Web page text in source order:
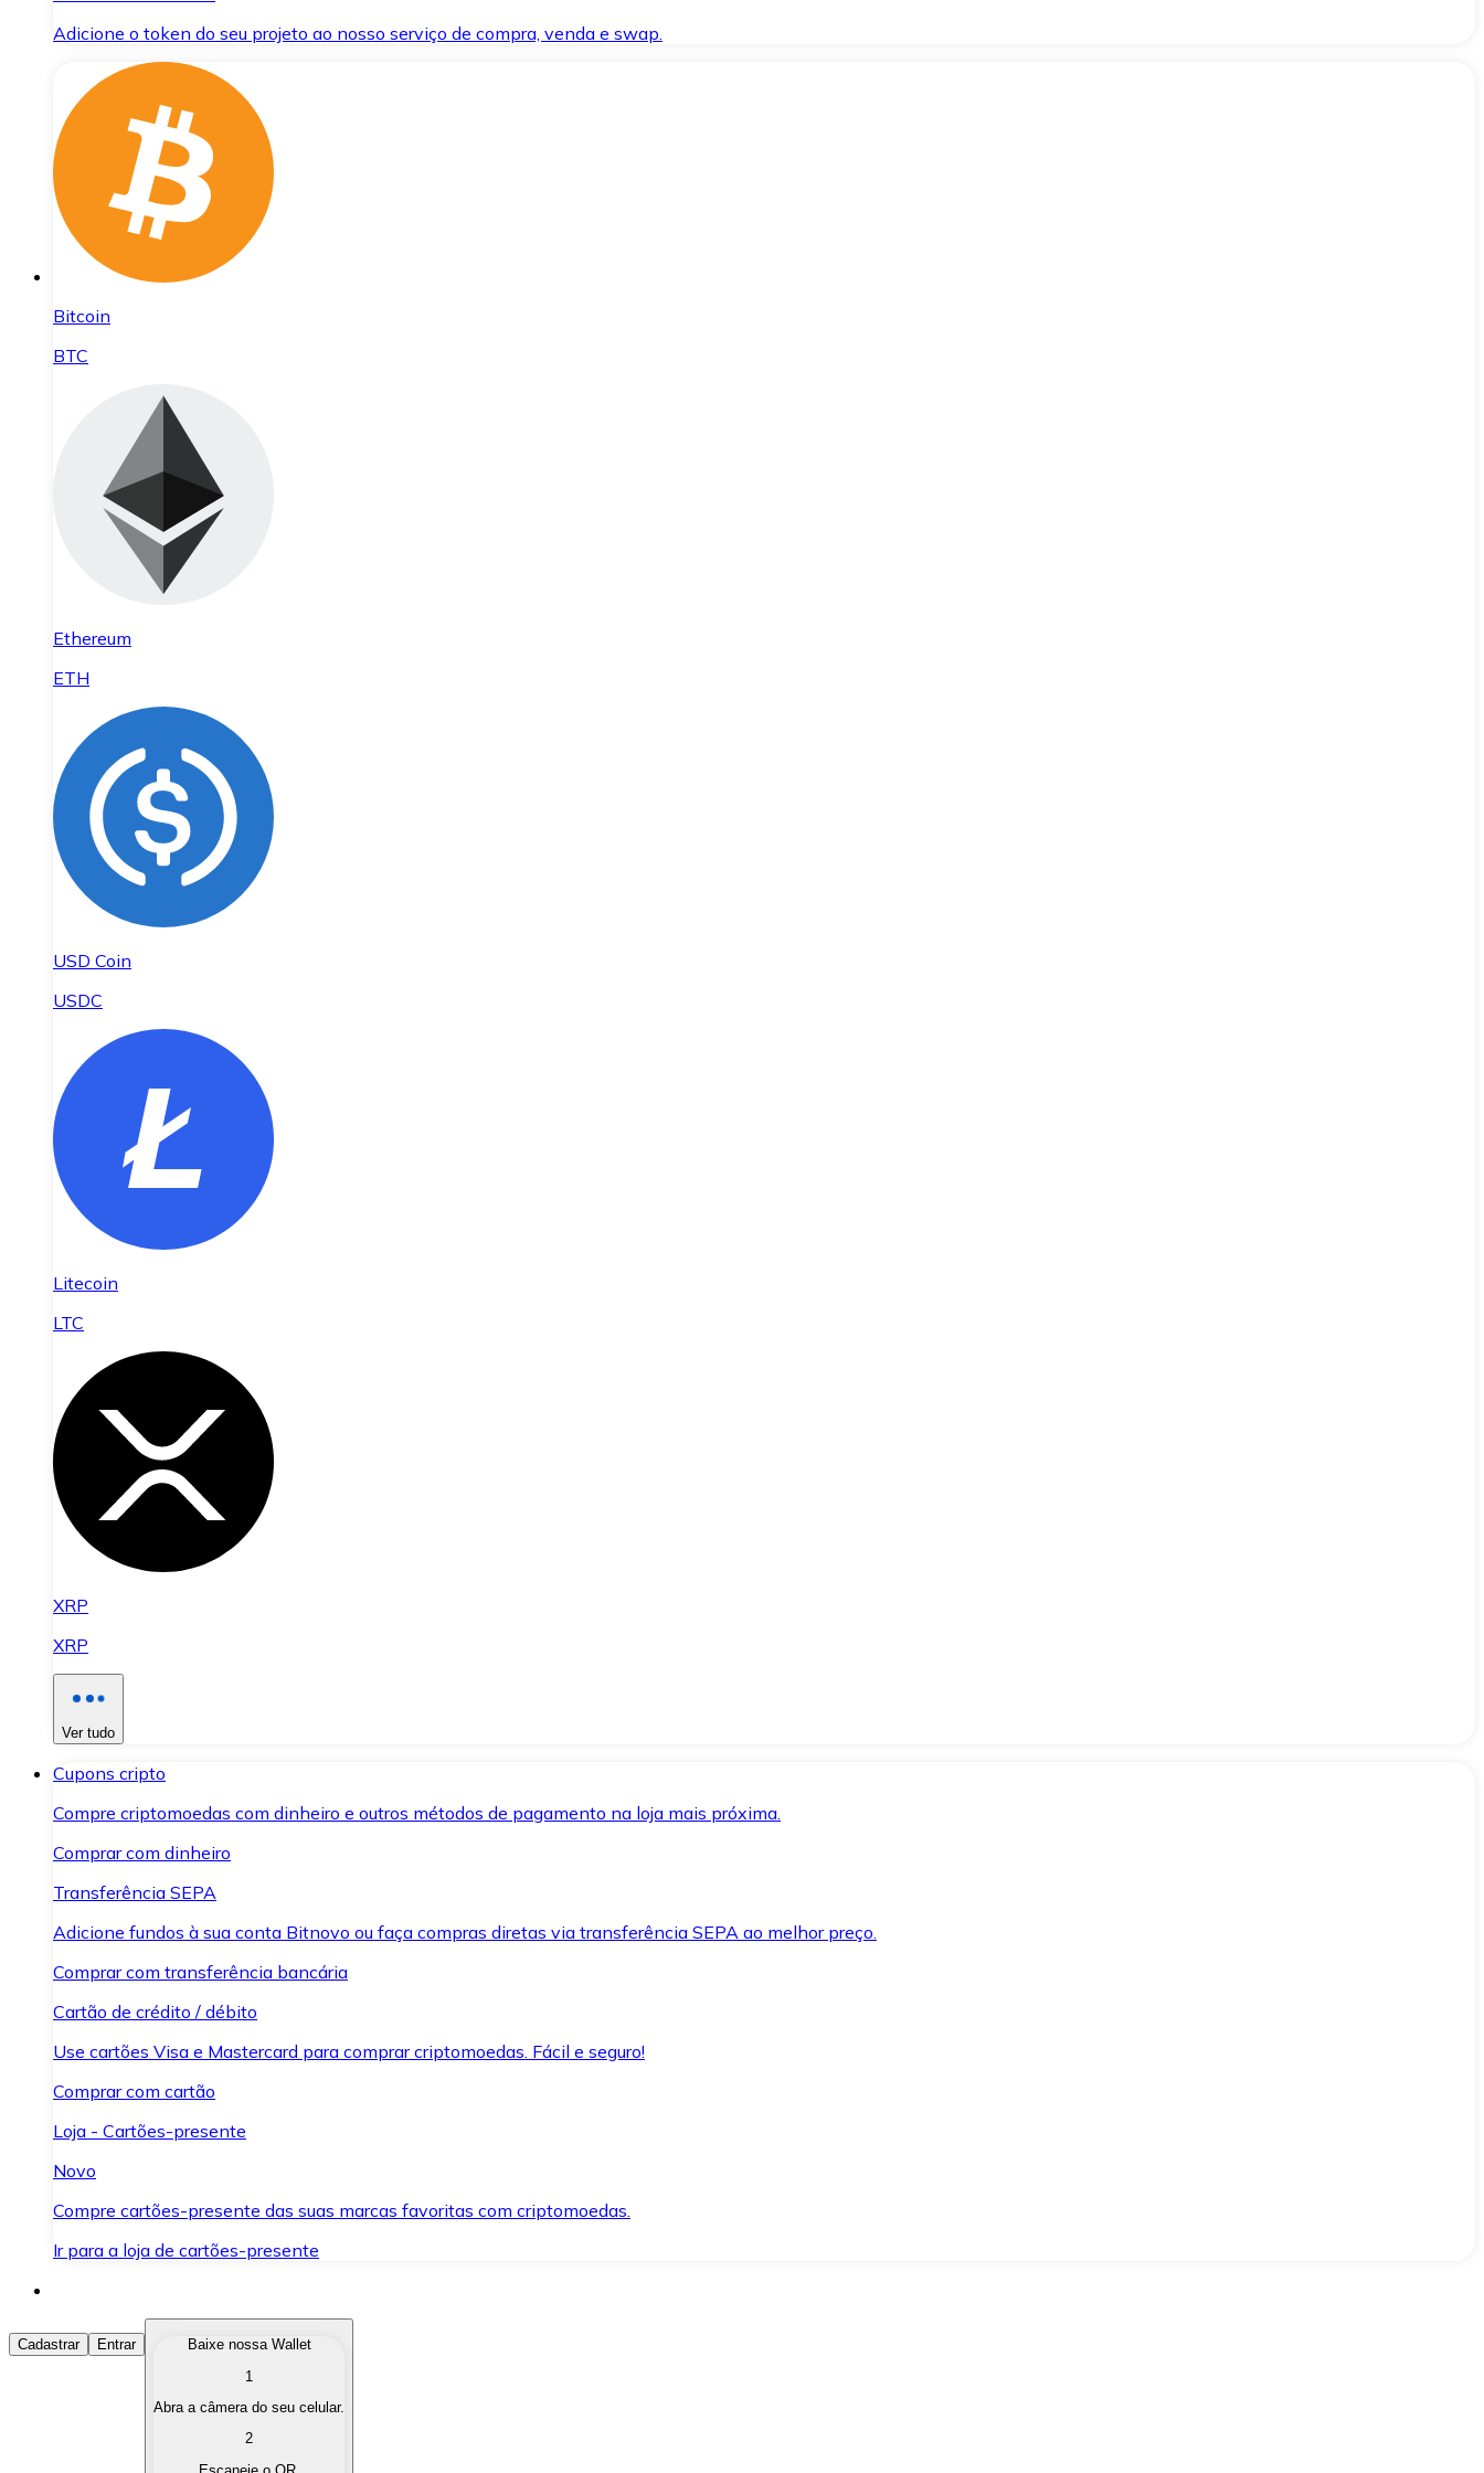
Adicione o token do seu projeto ao nosso serviço de compra, venda e swap.
Bitcoin
BTC
Ethereum
ETH
USD Coin
USDC
Litecoin
LTC
XRP
XRP
Ver tudo
Cupons cripto
Compre criptomoedas com dinheiro e outros métodos de pagamento na loja mais próxima.
Comprar com dinheiro
Transferência SEPA
Adicione fundos à sua conta Bitnovo ou faça compras diretas via transferência SEPA ao melhor preço.
Comprar com transferência bancária
Cartão de crédito / débito
Use cartões Visa e Mastercard para comprar criptomoedas. Fácil e seguro!
Comprar com cartão
Loja - Cartões-presente
Novo
Compre cartões-presente das suas marcas favoritas com criptomoedas.
Ir para a loja de cartões-presente
Comprar Criptomoedas
Compre as criptomoedas de seu interesse de forma rápida e segura.
Converta suas criptomoedas em moeda fiduciária quando precisar.
Cadastrar Entrar
Baixe nossa Wallet
1
Abra a câmera do seu celular.
2